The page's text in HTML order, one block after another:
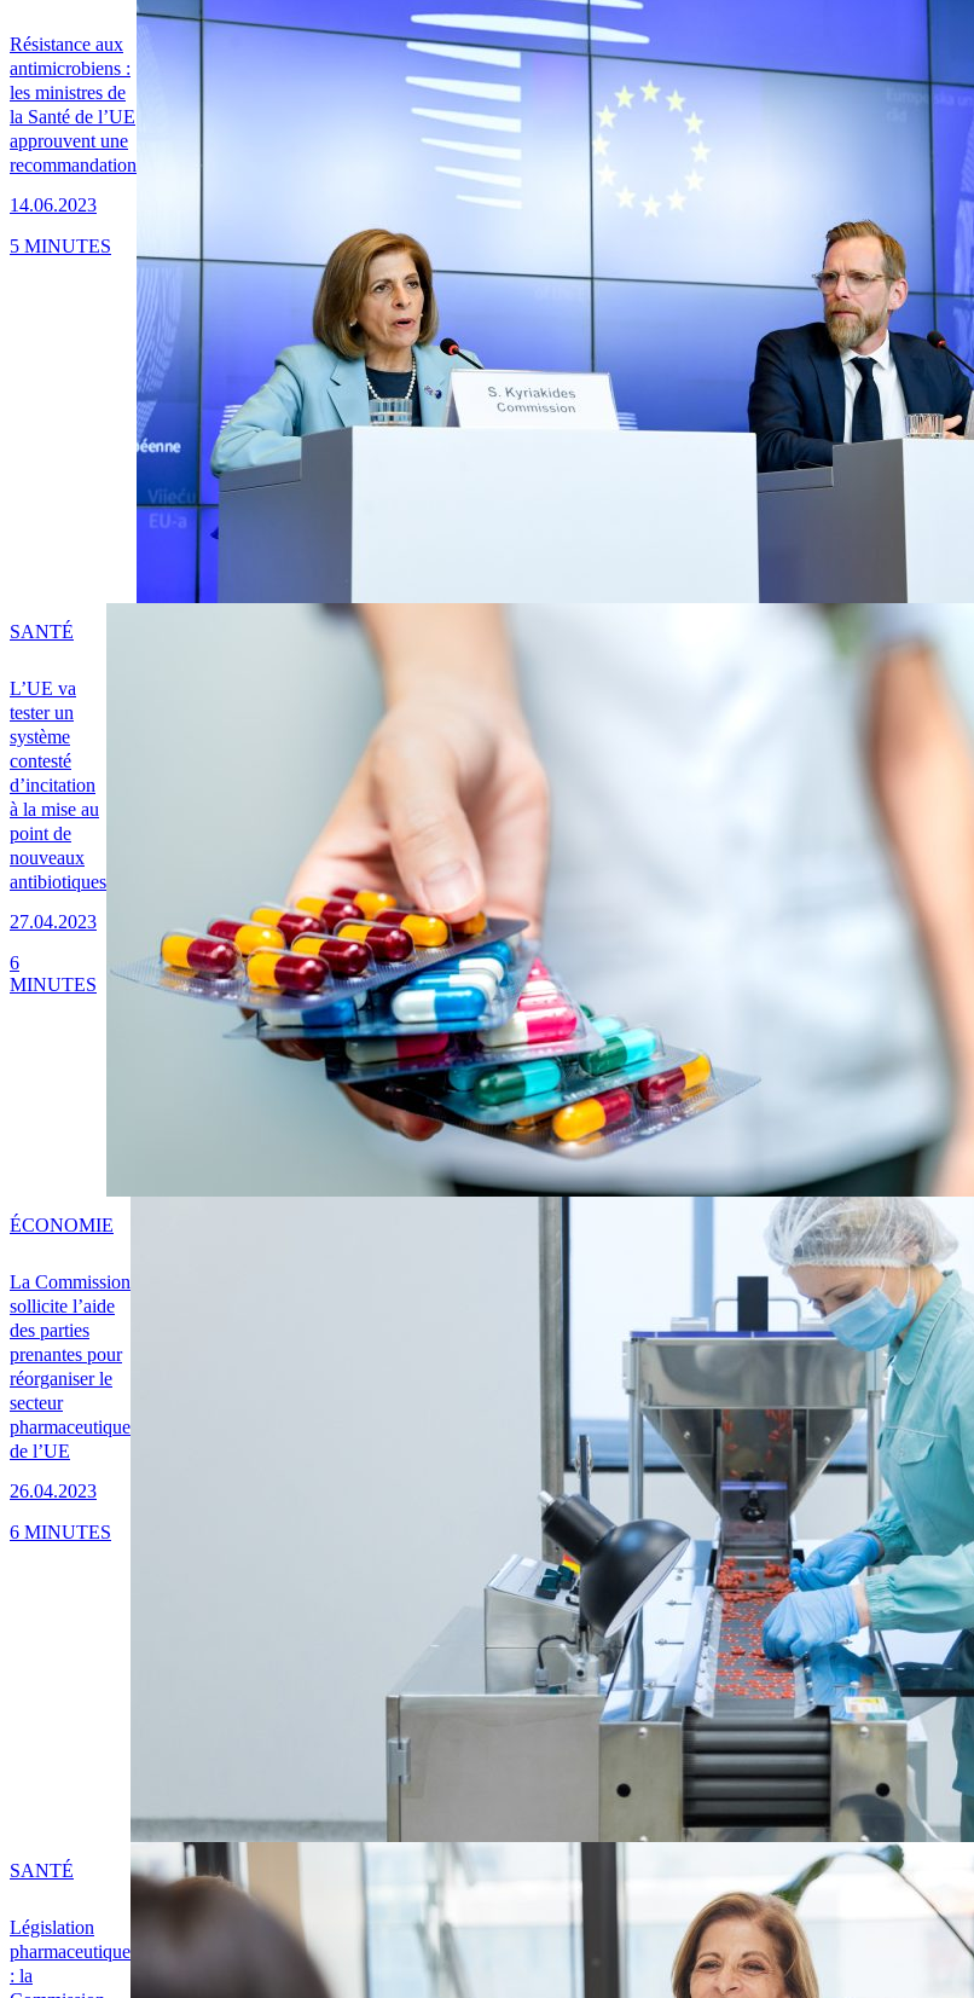
Résistance aux
antimicrobiens :
les ministres de
la Santé de l’UE
approuvent une
recommandation
14.06.2023
5 MINUTES
L’UE va
tester un
système
contesté
d’incitation
à la mise au
point de
nouveaux
antibiotiques
27.04.2023
SANTÉ
6
MINUTES
La Commission
sollicite l’aide
des parties
prenantes pour
réorganiser le
secteur
pharmaceutique
de l’UE
26.04.2023
ÉCONOMIE
6 MINUTES
Législation
pharmaceutique
: la
SANTÉ